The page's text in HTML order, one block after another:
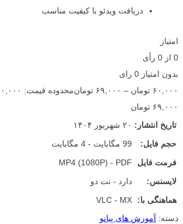
دریافت ویدئو با کیفیت مناسب
امتیاز
0 از 0 رأی
بدون امتیاز 0 رای
۶۰,۰۰۰ تومان – ۶۹,۰۰۰ تومان
۶۹,۰۰۰ تومان
تاریخ انتشار: ۲۰ شهریور ۱۴۰۴
حجم فایل:
99 مگابایت - 4 مگابایت
فرمت فایل
MP4 (1080P) - PDF
لایسنس:
دارد - نت دو
هماهنگی با:
VLC - MX
دسته: آموزش های پیانو